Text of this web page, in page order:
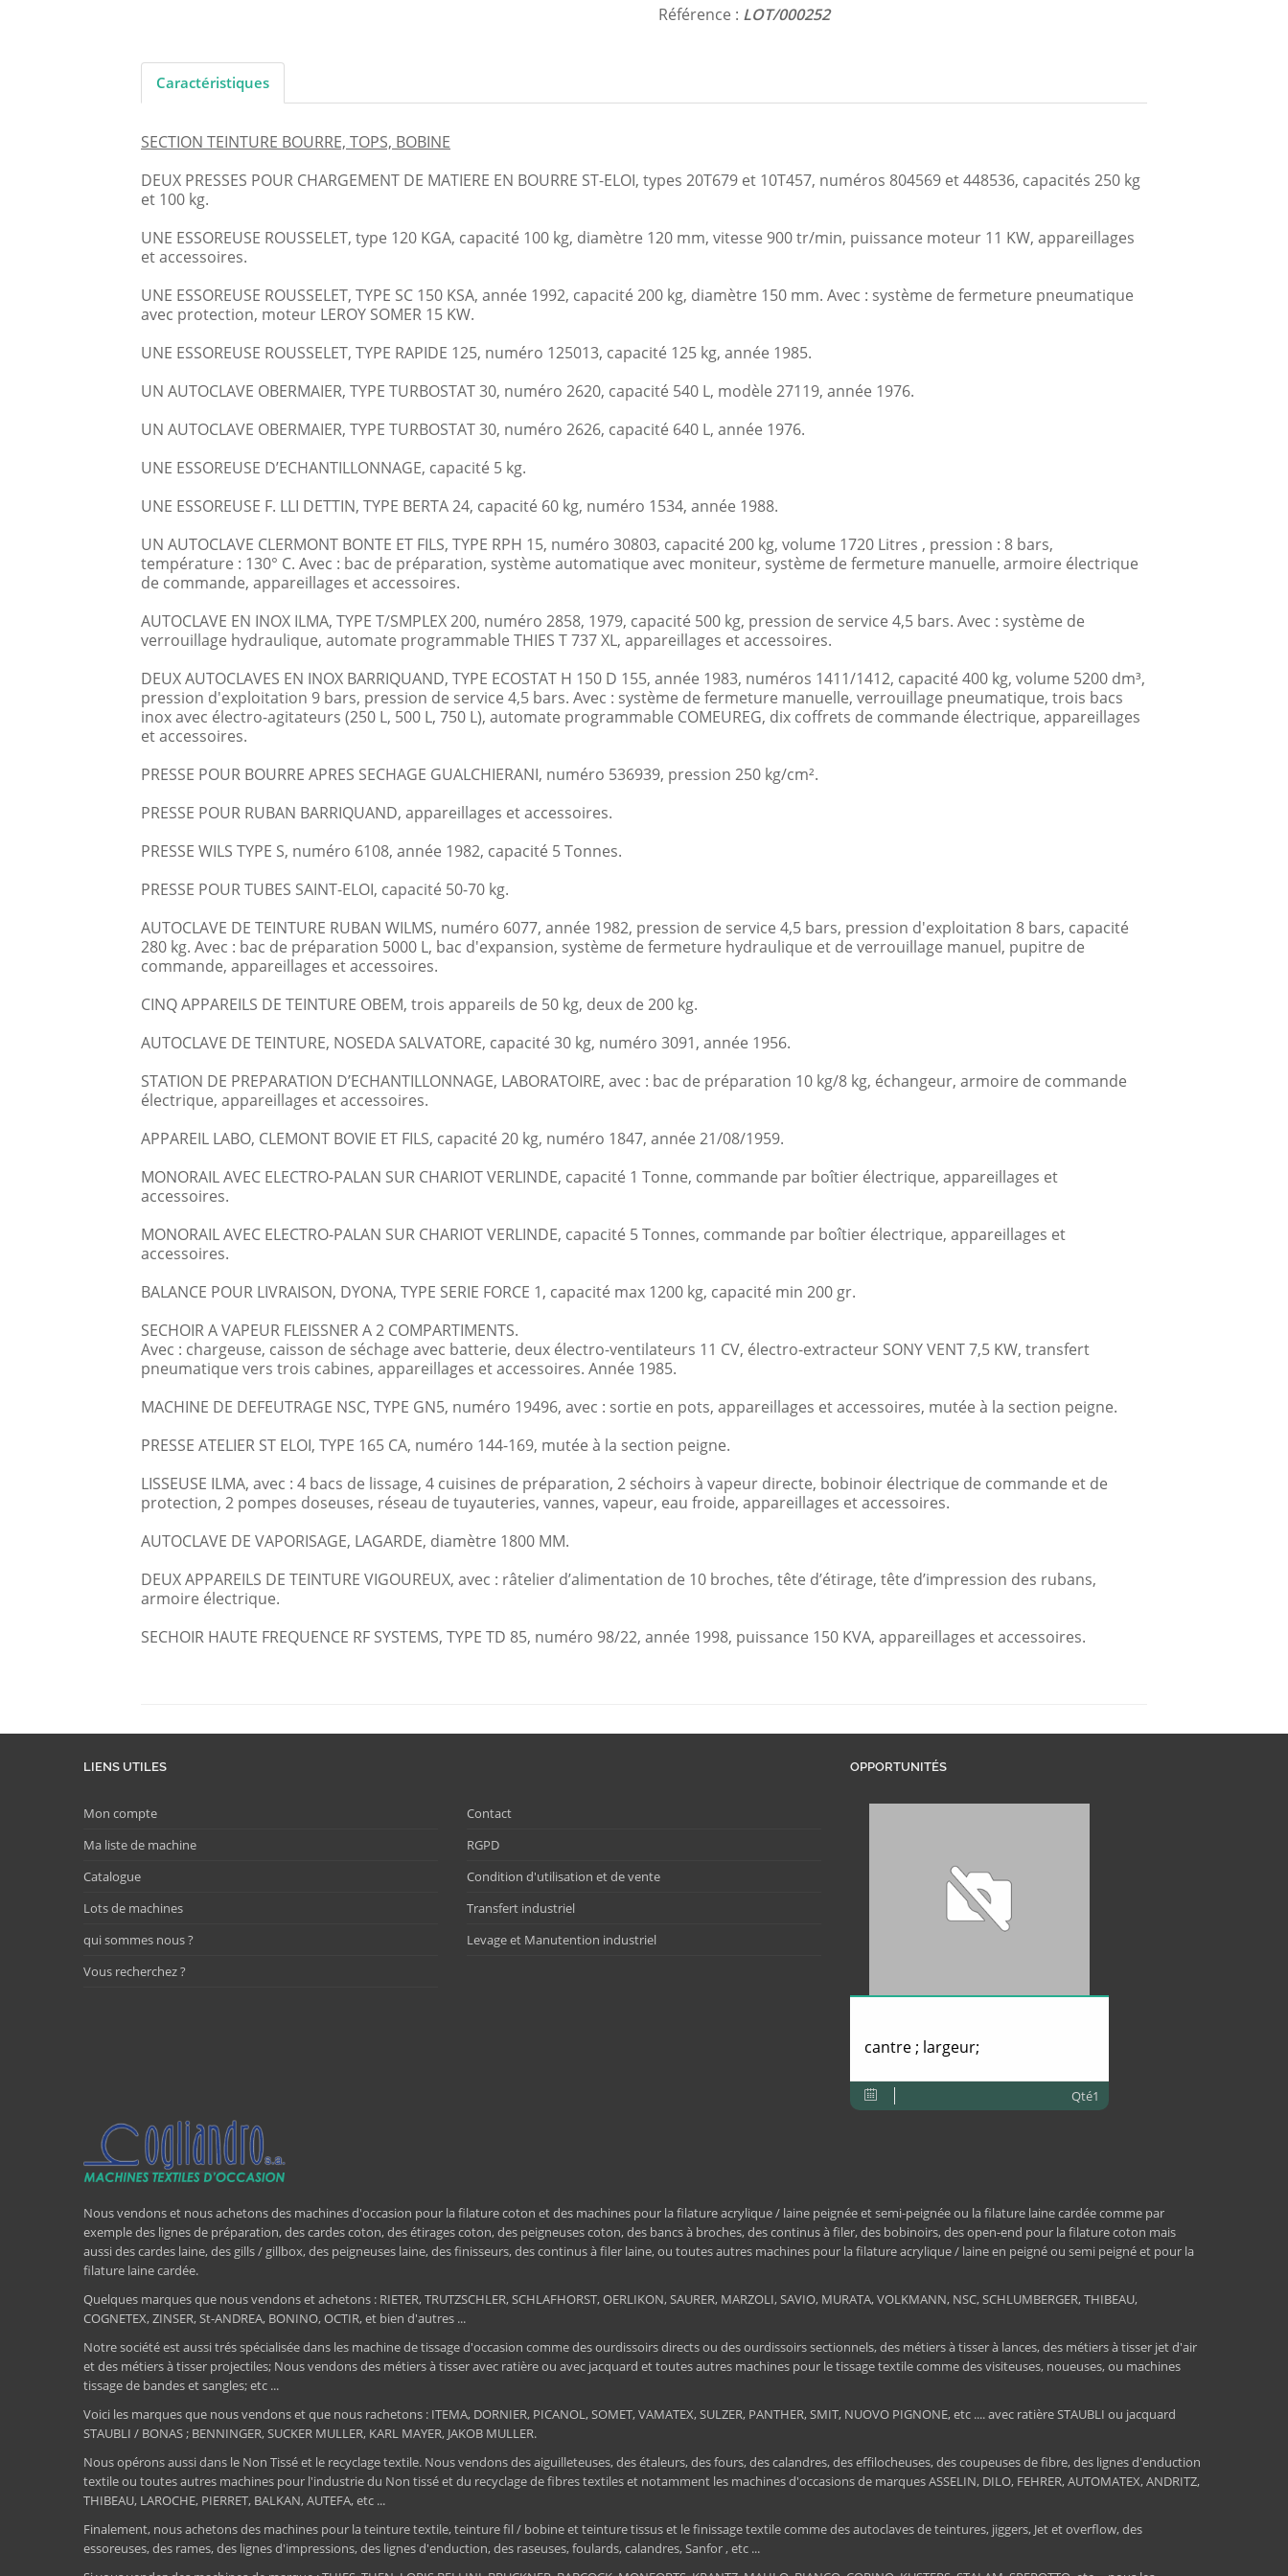
Référence : LOT/000252
Caractéristiques
SECTION TEINTURE BOURRE, TOPS, BOBINE
DEUX PRESSES POUR CHARGEMENT DE MATIERE EN BOURRE ST-ELOI, types 20T679 et 10T457, numéros 804569 et 448536, capacités 250 kg
et 100 kg.
UNE ESSOREUSE ROUSSELET, type 120 KGA, capacité 100 kg, diamètre 120 mm, vitesse 900 tr/min, puissance moteur 11 KW, appareillages
et accessoires.
UNE ESSOREUSE ROUSSELET, TYPE SC 150 KSA, année 1992, capacité 200 kg, diamètre 150 mm. Avec : système de fermeture pneumatique
avec protection, moteur LEROY SOMER 15 KW.
UNE ESSOREUSE ROUSSELET, TYPE RAPIDE 125, numéro 125013, capacité 125 kg, année 1985.
UN AUTOCLAVE OBERMAIER, TYPE TURBOSTAT 30, numéro 2620, capacité 540 L, modèle 27119, année 1976.
UN AUTOCLAVE OBERMAIER, TYPE TURBOSTAT 30, numéro 2626, capacité 640 L, année 1976.
UNE ESSOREUSE D’ECHANTILLONNAGE, capacité 5 kg.
UNE ESSOREUSE F. LLI DETTIN, TYPE BERTA 24, capacité 60 kg, numéro 1534, année 1988.
UN AUTOCLAVE CLERMONT BONTE ET FILS, TYPE RPH 15, numéro 30803, capacité 200 kg, volume 1720 Litres , pression : 8 bars,
température : 130° C. Avec : bac de préparation, système automatique avec moniteur, système de fermeture manuelle, armoire électrique
de commande, appareillages et accessoires.
AUTOCLAVE EN INOX ILMA, TYPE T/SMPLEX 200, numéro 2858, 1979, capacité 500 kg, pression de service 4,5 bars. Avec : système de
verrouillage hydraulique, automate programmable THIES T 737 XL, appareillages et accessoires.
DEUX AUTOCLAVES EN INOX BARRIQUAND, TYPE ECOSTAT H 150 D 155, année 1983, numéros 1411/1412, capacité 400 kg, volume 5200 dm³,
pression d'exploitation 9 bars, pression de service 4,5 bars. Avec : système de fermeture manuelle, verrouillage pneumatique, trois bacs
inox avec électro-agitateurs (250 L, 500 L, 750 L), automate programmable COMEUREG, dix coffrets de commande électrique, appareillages
et accessoires.
PRESSE POUR BOURRE APRES SECHAGE GUALCHIERANI, numéro 536939, pression 250 kg/cm².
PRESSE POUR RUBAN BARRIQUAND, appareillages et accessoires.
PRESSE WILS TYPE S, numéro 6108, année 1982, capacité 5 Tonnes.
PRESSE POUR TUBES SAINT-ELOI, capacité 50-70 kg.
AUTOCLAVE DE TEINTURE RUBAN WILMS, numéro 6077, année 1982, pression de service 4,5 bars, pression d'exploitation 8 bars, capacité
280 kg. Avec : bac de préparation 5000 L, bac d'expansion, système de fermeture hydraulique et de verrouillage manuel, pupitre de
commande, appareillages et accessoires.
CINQ APPAREILS DE TEINTURE OBEM, trois appareils de 50 kg, deux de 200 kg.
AUTOCLAVE DE TEINTURE, NOSEDA SALVATORE, capacité 30 kg, numéro 3091, année 1956.
STATION DE PREPARATION D’ECHANTILLONNAGE, LABORATOIRE, avec : bac de préparation 10 kg/8 kg, échangeur, armoire de commande
électrique, appareillages et accessoires.
APPAREIL LABO, CLEMONT BOVIE ET FILS, capacité 20 kg, numéro 1847, année 21/08/1959.
MONORAIL AVEC ELECTRO-PALAN SUR CHARIOT VERLINDE, capacité 1 Tonne, commande par boîtier électrique, appareillages et
accessoires.
MONORAIL AVEC ELECTRO-PALAN SUR CHARIOT VERLINDE, capacité 5 Tonnes, commande par boîtier électrique, appareillages et
accessoires.
BALANCE POUR LIVRAISON, DYONA, TYPE SERIE FORCE 1, capacité max 1200 kg, capacité min 200 gr.
SECHOIR A VAPEUR FLEISSNER A 2 COMPARTIMENTS.
Avec : chargeuse, caisson de séchage avec batterie, deux électro-ventilateurs 11 CV, électro-extracteur SONY VENT 7,5 KW, transfert
pneumatique vers trois cabines, appareillages et accessoires. Année 1985.
MACHINE DE DEFEUTRAGE NSC, TYPE GN5, numéro 19496, avec : sortie en pots, appareillages et accessoires, mutée à la section peigne.
PRESSE ATELIER ST ELOI, TYPE 165 CA, numéro 144-169, mutée à la section peigne.
LISSEUSE ILMA, avec : 4 bacs de lissage, 4 cuisines de préparation, 2 séchoirs à vapeur directe, bobinoir électrique de commande et de
protection, 2 pompes doseuses, réseau de tuyauteries, vannes, vapeur, eau froide, appareillages et accessoires.
AUTOCLAVE DE VAPORISAGE, LAGARDE, diamètre 1800 MM.
DEUX APPAREILS DE TEINTURE VIGOUREUX, avec : râtelier d’alimentation de 10 broches, tête d’étirage, tête d’impression des rubans,
armoire électrique.
SECHOIR HAUTE FREQUENCE RF SYSTEMS, TYPE TD 85, numéro 98/22, année 1998, puissance 150 KVA, appareillages et accessoires.
LIENS UTILES
Mon compte
Ma liste de machine
Catalogue
Lots de machines
qui sommes nous ?
Vous recherchez ?
Contact
RGPD
Condition d'utilisation et de vente
Transfert industriel
Levage et Manutention industriel
OPPORTUNITÉS
cantre ; largeur;
Qté1
Nous vendons et nous achetons des machines d'occasion pour la filature coton et des machines pour la filature acrylique / laine peignée et semi-peignée ou la filature laine cardée comme par
exemple des lignes de préparation, des cardes coton, des étirages coton, des peigneuses coton, des bancs à broches, des continus à filer, des bobinoirs, des open-end pour la filature coton mais
aussi des cardes laine, des gills / gillbox, des peigneuses laine, des finisseurs, des continus à filer laine, ou toutes autres machines pour la filature acrylique / laine en peigné ou semi peigné et pour la
filature laine cardée.
Quelques marques que nous vendons et achetons : RIETER, TRUTZSCHLER, SCHLAFHORST, OERLIKON, SAURER, MARZOLI, SAVIO, MURATA, VOLKMANN, NSC, SCHLUMBERGER, THIBEAU,
COGNETEX, ZINSER, St-ANDREA, BONINO, OCTIR, et bien d'autres ...
Notre société est aussi trés spécialisée dans les machine de tissage d'occasion comme des ourdissoirs directs ou des ourdissoirs sectionnels, des métiers à tisser à lances, des métiers à tisser jet d'air
et des métiers à tisser projectiles; Nous vendons des métiers à tisser avec ratière ou avec jacquard et toutes autres machines pour le tissage textile comme des visiteuses, noueuses, ou machines
tissage de bandes et sangles; etc ...
Voici les marques que nous vendons et que nous rachetons : ITEMA, DORNIER, PICANOL, SOMET, VAMATEX, SULZER, PANTHER, SMIT, NUOVO PIGNONE, etc .... avec ratière STAUBLI ou jacquard
STAUBLI / BONAS ; BENNINGER, SUCKER MULLER, KARL MAYER, JAKOB MULLER.
Nous opérons aussi dans le Non Tissé et le recyclage textile. Nous vendons des aiguilleteuses, des étaleurs, des fours, des calandres, des effilocheuses, des coupeuses de fibre, des lignes d'enduction
textile ou toutes autres machines pour l'industrie du Non tissé et du recyclage de fibres textiles et notamment les machines d'occasions de marques ASSELIN, DILO, FEHRER, AUTOMATEX, ANDRITZ,
THIBEAU, LAROCHE, PIERRET, BALKAN, AUTEFA, etc ...
Finalement, nous achetons des machines pour la teinture textile, teinture fil / bobine et teinture tissus et le finissage textile comme des autoclaves de teintures, jiggers, Jet et overflow, des
essoreuses, des rames, des lignes d'impressions, des lignes d'enduction, des raseuses, foulards, calandres, Sanfor , etc ...